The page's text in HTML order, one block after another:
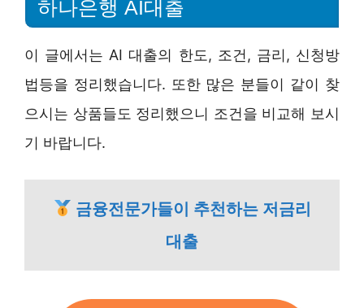
하나은행 AI대출
이 글에서는 AI 대출의 한도, 조건, 금리, 신청방
법등을 정리했습니다. 또한 많은 분들이 같이 찾
으시는 상품들도 정리했으니 조건을 비교해 보시
기 바랍니다.
금융전문가들이 추천하는 저금리
대출